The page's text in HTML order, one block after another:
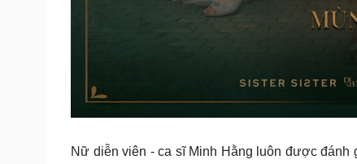
Nữ diễn viên - ca sĩ Minh Hằng luôn được